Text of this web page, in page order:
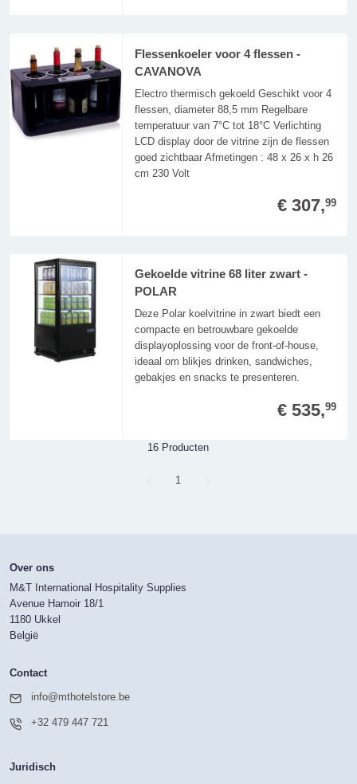
Flessenkoeler voor 4 flessen -
CAVANOVA
Electro thermisch gekoeld Geschikt voor 4
flessen, diameter 88,5 mm Regelbare
temperatuur van 7°C tot 18°C Verlichting
LCD display door de vitrine zijn de flessen
goed zichtbaar Afmetingen : 48 x 26 x h 26
cm 230 Volt
€ 307,99
Gekoelde vitrine 68 liter zwart -
POLAR
Deze Polar koelvitrine in zwart biedt een
compacte en betrouwbare gekoelde
displayoplossing voor de front-of-house,
ideaal om blikjes drinken, sandwiches,
gebakjes en snacks te presenteren.
€ 535,99
16 Producten
Page
1
Over ons
M&T International Hospitality Supplies
Avenue Hamoir 18/1
1180 Ukkel
België
Contact
info@mthotelstore.be
+32 479 447 721
Juridisch